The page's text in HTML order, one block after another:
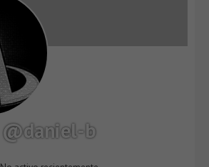
@daniel-b